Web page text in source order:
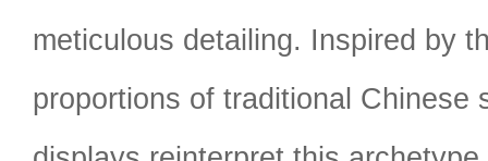
meticulous detailing. Inspired by
proportions of traditional Chinese